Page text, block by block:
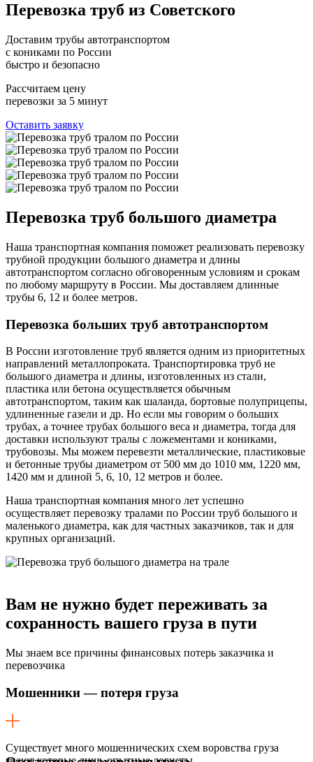
Перевозка труб из Советского
Доставим трубы автотранспортом
с кониками по России
быстро и безопасно
Рассчитаем цену
перевозки за 5 минут
Оставить заявку
Перевозка труб большого диаметра
Наша транспортная компания поможет реализовать перевозку
трубной продукции большого диаметра и длины
автотранспортом согласно обговоренным условиям и срокам
по любому маршруту в России. Мы доставляем длинные
трубы 6, 12 и более метров.
Перевозка больших труб автотранспортом
В России изготовление труб является одним из приоритетных
направлений металлопроката. Транспортировка труб не
большого диаметра и длины, изготовленных из стали,
пластика или бетона осуществляется обычным
автотранспортом, таким как шаланда, бортовые полуприцепы,
удлиненные газели и др. Но если мы говорим о больших
трубах, а точнее трубах большого веса и диаметра, тогда для
доставки используют тралы с ложементами и кониками,
трубовозы. Мы можем перевезти металлические, пластиковые
и бетонные трубы диаметром от 500 мм до 1010 мм, 1220 мм,
1420 мм и длиной 5, 6, 10, 12 метров и более.
Наша транспортная компания много лет успешно
осуществляет перевозку тралами по России труб большого и
маленького диаметра, как для частных заказчиков, так и для
крупных организаций.
Вам не нужно будет переживать за
сохранность вашего груза в пути
Мы знаем все причины финансовых потерь заказчика и
перевозчика
Мошенники — потеря груза
Существует много мошеннических схем воровства груза